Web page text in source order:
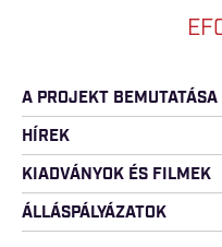
A PROJEKT BEMUTATÁSA
HÍREK
KIADVÁNYOK ÉS FILMEK
ÁLLÁSPÁLYÁZATOK